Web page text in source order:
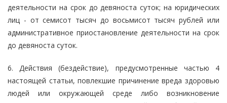
деятельности на срок до девяноста суток; на юридических
лиц - от семисот тысяч до восьмисот тысяч рублей или
административное приостановление деятельности на срок
до девяноста суток.
6. Действия (бездействие), предусмотренные частью 4
настоящей статьи, повлекшие причинение вреда здоровью
людей или окружающей среде либо возникновение